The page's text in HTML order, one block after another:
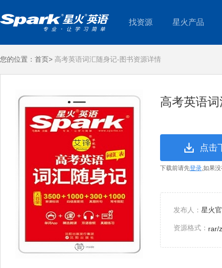
找资源 星火产品
您的位置： 首页> 高考英语词汇随身记-图书资源详情
高考英语
点击
下载前请先登录,如果
发布人： 星火
资源格式： rar/